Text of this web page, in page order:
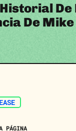
De
De
PÁGINA